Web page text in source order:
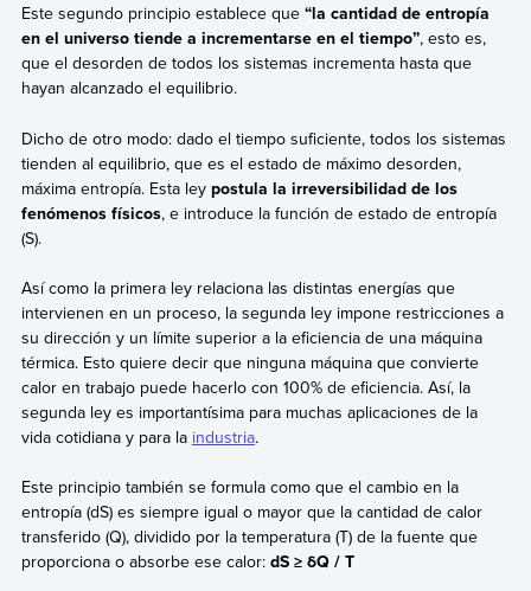
Este segundo principio establece que “la cantidad de entropía
en el universo tiende a incrementarse en el tiempo”, esto es,
que el desorden de todos los sistemas incrementa hasta que
hayan alcanzado el equilibrio.
Dicho de otro modo: dado el tiempo suficiente, todos los sistemas
tienden al equilibrio, que es el estado de máximo desorden,
máxima entropía. Esta ley postula la irreversibilidad de los
fenómenos físicos, e introduce la función de estado de entropía
(S).
Así como la primera ley relaciona las distintas energías que
intervienen en un proceso, la segunda ley impone restricciones a
su dirección y un límite superior a la eficiencia de una máquina
térmica. Esto quiere decir que ninguna máquina que convierte
calor en trabajo puede hacerlo con 100% de eficiencia. Así, la
segunda ley es importantísima para muchas aplicaciones de la
vida cotidiana y para la industria.
Este principio también se formula como que el cambio en la
entropía (dS) es siempre igual o mayor que la cantidad de calor
transferido (Q), dividido por la temperatura (T) de la fuente que
proporciona o absorbe ese calor: dS ≥ δQ / T